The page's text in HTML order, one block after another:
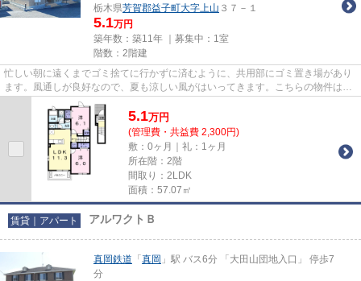
栃木県芳賀郡益子町大字上山 ３７－１
5.1万円
築年数：築11年 ｜募集中： 1室
階数：2階建
忙しい朝に遠くまでゴミ捨てに行かずに済むように、共用部にゴミ置き場があり
ます。風通しが良好なので、夏も涼しい風がはいってきます。こちらの物件はア
パートです。こだわりポイン...
5.1万円
(管理費・共益費 2,300円)
敷：0ヶ月｜礼：1ヶ月
所在階：2階
間取り：2LDK
面積：57.07㎡
賃貸｜アパート アルワクトＢ
真岡鉄道 「 真岡 」駅 バス6分 「大田山団地入口」 停歩7
分